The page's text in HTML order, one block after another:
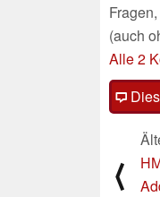
(auch
Alle 2
⟨